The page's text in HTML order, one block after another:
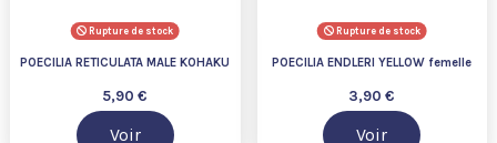
Rupture de stock
POECILIA RETICULATA MALE KOHAKU
5,90 €
Voir
Rupture de stock
POECILIA ENDLERI YELLOW femelle
3,90 €
Voir